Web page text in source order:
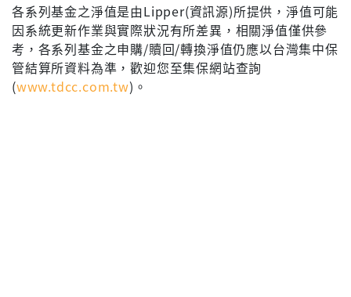
各系列基金之淨值是由Lipper(資訊源)所提供，淨值可能
因系統更新作業與實際狀況有所差異，相關淨值僅供參
考，各系列基金之申購/贖回/轉換淨值仍應以台灣集中保
管結算所資料為準，歡迎您至集保網站查詢
(www.tdcc.com.tw)。